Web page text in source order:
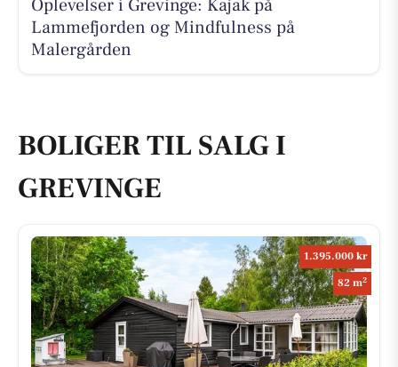
Oplevelser i Grevinge: Kajak på
Lammefjorden og Mindfulness på
Malergården
BOLIGER TIL SALG I
GREVINGE
1.395.000 kr
82 m2